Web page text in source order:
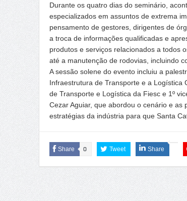
Durante os quatro dias do seminário,
especializados em assuntos de extrema
pensamento de gestores, dirigentes de
a troca de informações qualificadas e
produtos e serviços relacionados a todos
até a manutenção de rodovias, incluindo
A sessão solene do evento incluiu a
Infraestrutura de Transporte e a Logística
de Transporte e Logística da Fiesc e 1º
Cezar Aguiar, que abordou o cenário e
estratégias da indústria para que Santa
Share 0 Tweet Share